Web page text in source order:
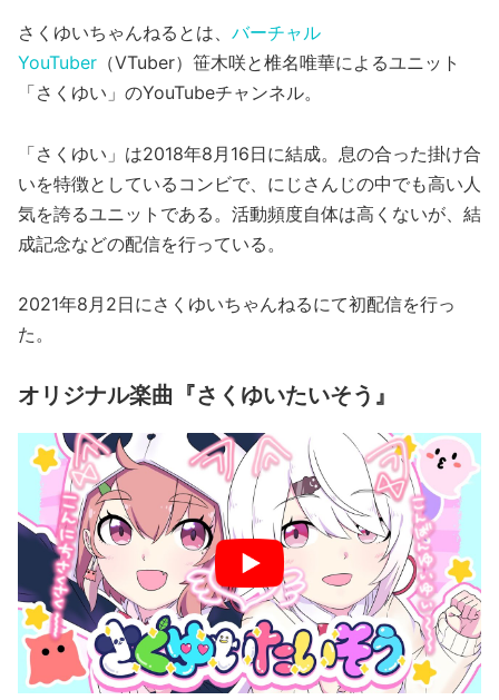
さくゆいちゃんねるとは、 バーチャル
YouTuber （VTuber）笹木咲と椎名唯華によるユニット
「さくゆい」のYouTubeチャンネル。
「さくゆい」は2018年8月16日に結成。息の合った掛け合
いを特徴としているコンビで、にじさんじの中でも高い人
気を誇るユニットである。活動頻度自体は高くないが、結
成記念などの配信を行っている。
2021年8月2日にさくゆいちゃんねるにて初配信を行っ
た。
オリジナル楽曲『さくゆいたいそう』